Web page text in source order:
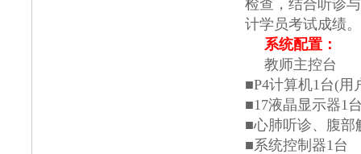
检查，结合听诊
计学员考试成绩。
系统配置：
教师主控台
■P4计算机1台(用
■17液晶显示器1
■心肺听诊、腹部
■系统控制器1台